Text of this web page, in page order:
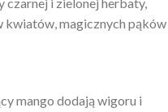
kwiatów, magicznych pąków
mango dodają wigoru i